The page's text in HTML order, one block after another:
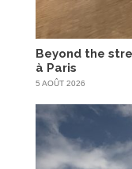
Beyond the
à Paris
5 AOÛT 2026